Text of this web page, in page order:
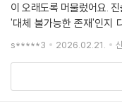
이 오래도록 머물렀어요.
'대체 불가능한 존재'인지
하고 싶은 책입니다. 감사합
s*****3 2026.02.21.